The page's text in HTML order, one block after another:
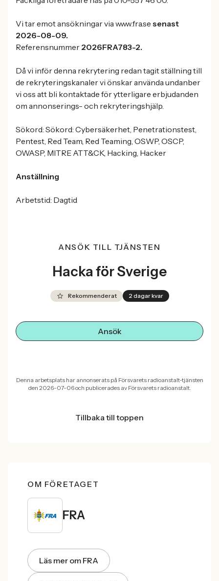
Vi tar emot ansökningar via www.fra.se senast
2026-08-09.
Referensnummer 2026FRA783-2.
Då vi inför denna rekrytering redan tagit ställning till
de rekryteringskanaler vi önskar använda undanber
vi oss att bli kontaktade för ytterligare erbjudanden
om annonserings- och rekryteringshjälp.
Sökord: Sökord: Cybersäkerhet, Penetrationstest,
Pentest, Red Team, Red Teaming, OSWP, OSCP,
OWASP, MITRE ATT&CK, Hacking, Hacker
Anställning
Arbetstid: Dagtid
ANSÖK TILL TJÄNSTEN
Hacka för Sverige
Rekommenderat 2 dagar kvar
Ansök
Denna arbetsplats har annonserats på Försvarets radioanstalt-tjänsten
den 2026-07-06 och publicerades av Försvarets radioanstalt.
Tillbaka till toppen
OM FÖRETAGET
FRA
Läs mer om FRA